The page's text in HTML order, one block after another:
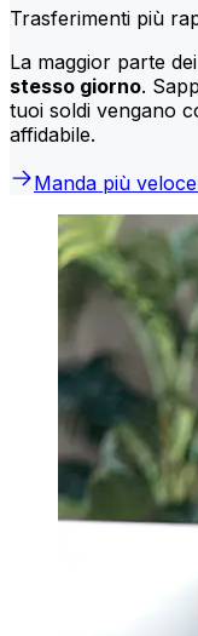
Trasferimenti più
La maggior parte
stesso giorno.
tuoi soldi vengano
affidabile.
Manda più